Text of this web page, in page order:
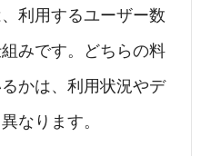
利用するユーザー数
みです。どちらの料
かは、利用状況やデ
なります。